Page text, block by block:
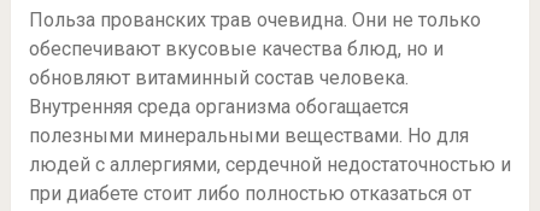
Польза прованских трав очевидна. Они не только
обеспечивают вкусовые качества блюд, но и
обновляют витаминный состав человека.
Внутренняя среда организма обогащается
полезными минеральными веществами. Но для
людей с аллергиями, сердечной недостаточностью и
при диабете стоит либо полностью отказаться от